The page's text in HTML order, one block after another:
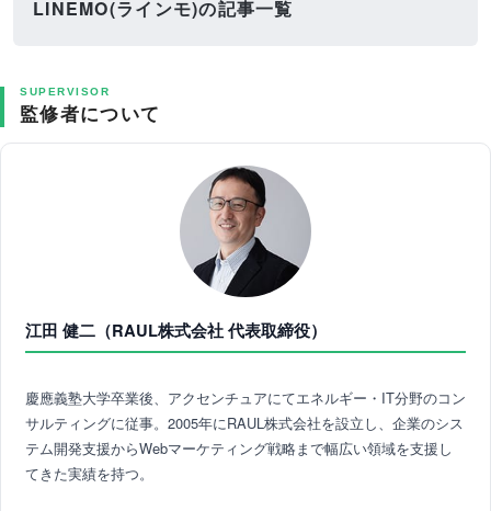
LINEMO(ラインモ)の記事一覧
SUPERVISOR
監修者について
江田 健二（RAUL株式会社 代表取締役）
慶應義塾大学卒業後、アクセンチュアにてエネルギー・IT分野のコン
サルティングに従事。2005年にRAUL株式会社を設立し、企業のシス
テム開発支援からWebマーケティング戦略まで幅広い領域を支援し
てきた実績を持つ。